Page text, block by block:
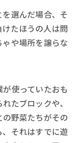
選んだ場合、そ
たほうの人は問
や場所を譲らな
使っていたおも
たブロックや、
野菜たちがその
それはすでに遊